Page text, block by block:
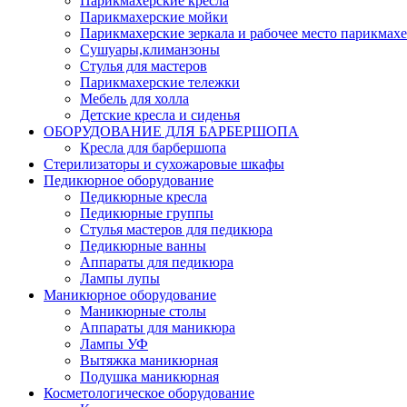
Парикмахерские мойки
Парикмахерские зеркала и рабочее место
Сушуары,климанзоны
Стулья для мастеров
Парикмахерские тележки
Мебель для холла
Детские кресла и сиденья
ОБОРУДОВАНИЕ ДЛЯ БАРБЕРШОПА
Кресла для барбершопа
Стерилизаторы и сухожаровые шкафы
Педикюрное оборудование
Педикюрные кресла
Педикюрные группы
Стулья мастеров для педикюра
Педикюрные ванны
Аппараты для педикюра
Лампы лупы
Маникюрное оборудование
Маникюрные столы
Аппараты для маникюра
Лампы УФ
Вытяжка маникюрная
Подушка маникюрная
Косметологическое оборудование